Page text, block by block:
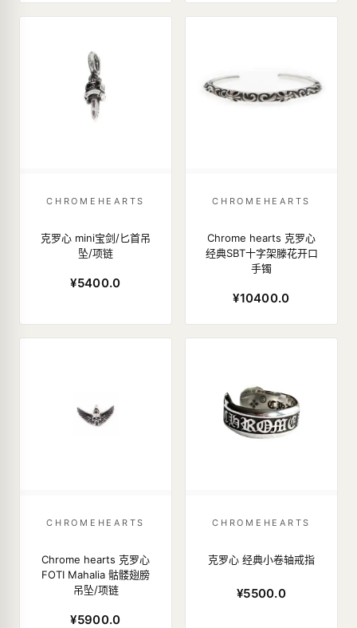
CHROMEHEARTS
克罗心 mini宝剑/匕首吊
坠/项链
¥5400.0
CHROMEHEARTS
Chrome hearts 克罗心
经典SBT十字架滕花开口
手镯
¥10400.0
CHROMEHEARTS
Chrome hearts 克罗心
FOTI Mahalia 骷髅翅膀
吊坠/项链
¥5900.0
CHROMEHEARTS
克罗心 经典小卷轴戒指
¥5500.0